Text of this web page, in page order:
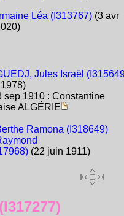
Léa (I313767)(3 avr
Jules Israël
sep 1910 : Constantine
ALGÉRIE
Ramona (I318649)
(22 juin 1911)